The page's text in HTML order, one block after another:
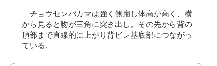
チョウセンバカマは強く側扁し体高が高く、横
から見ると吻が三角に突き出し。その先から背の
頂部まで直線的に上がり背ビレ基底部につながっ
ている。